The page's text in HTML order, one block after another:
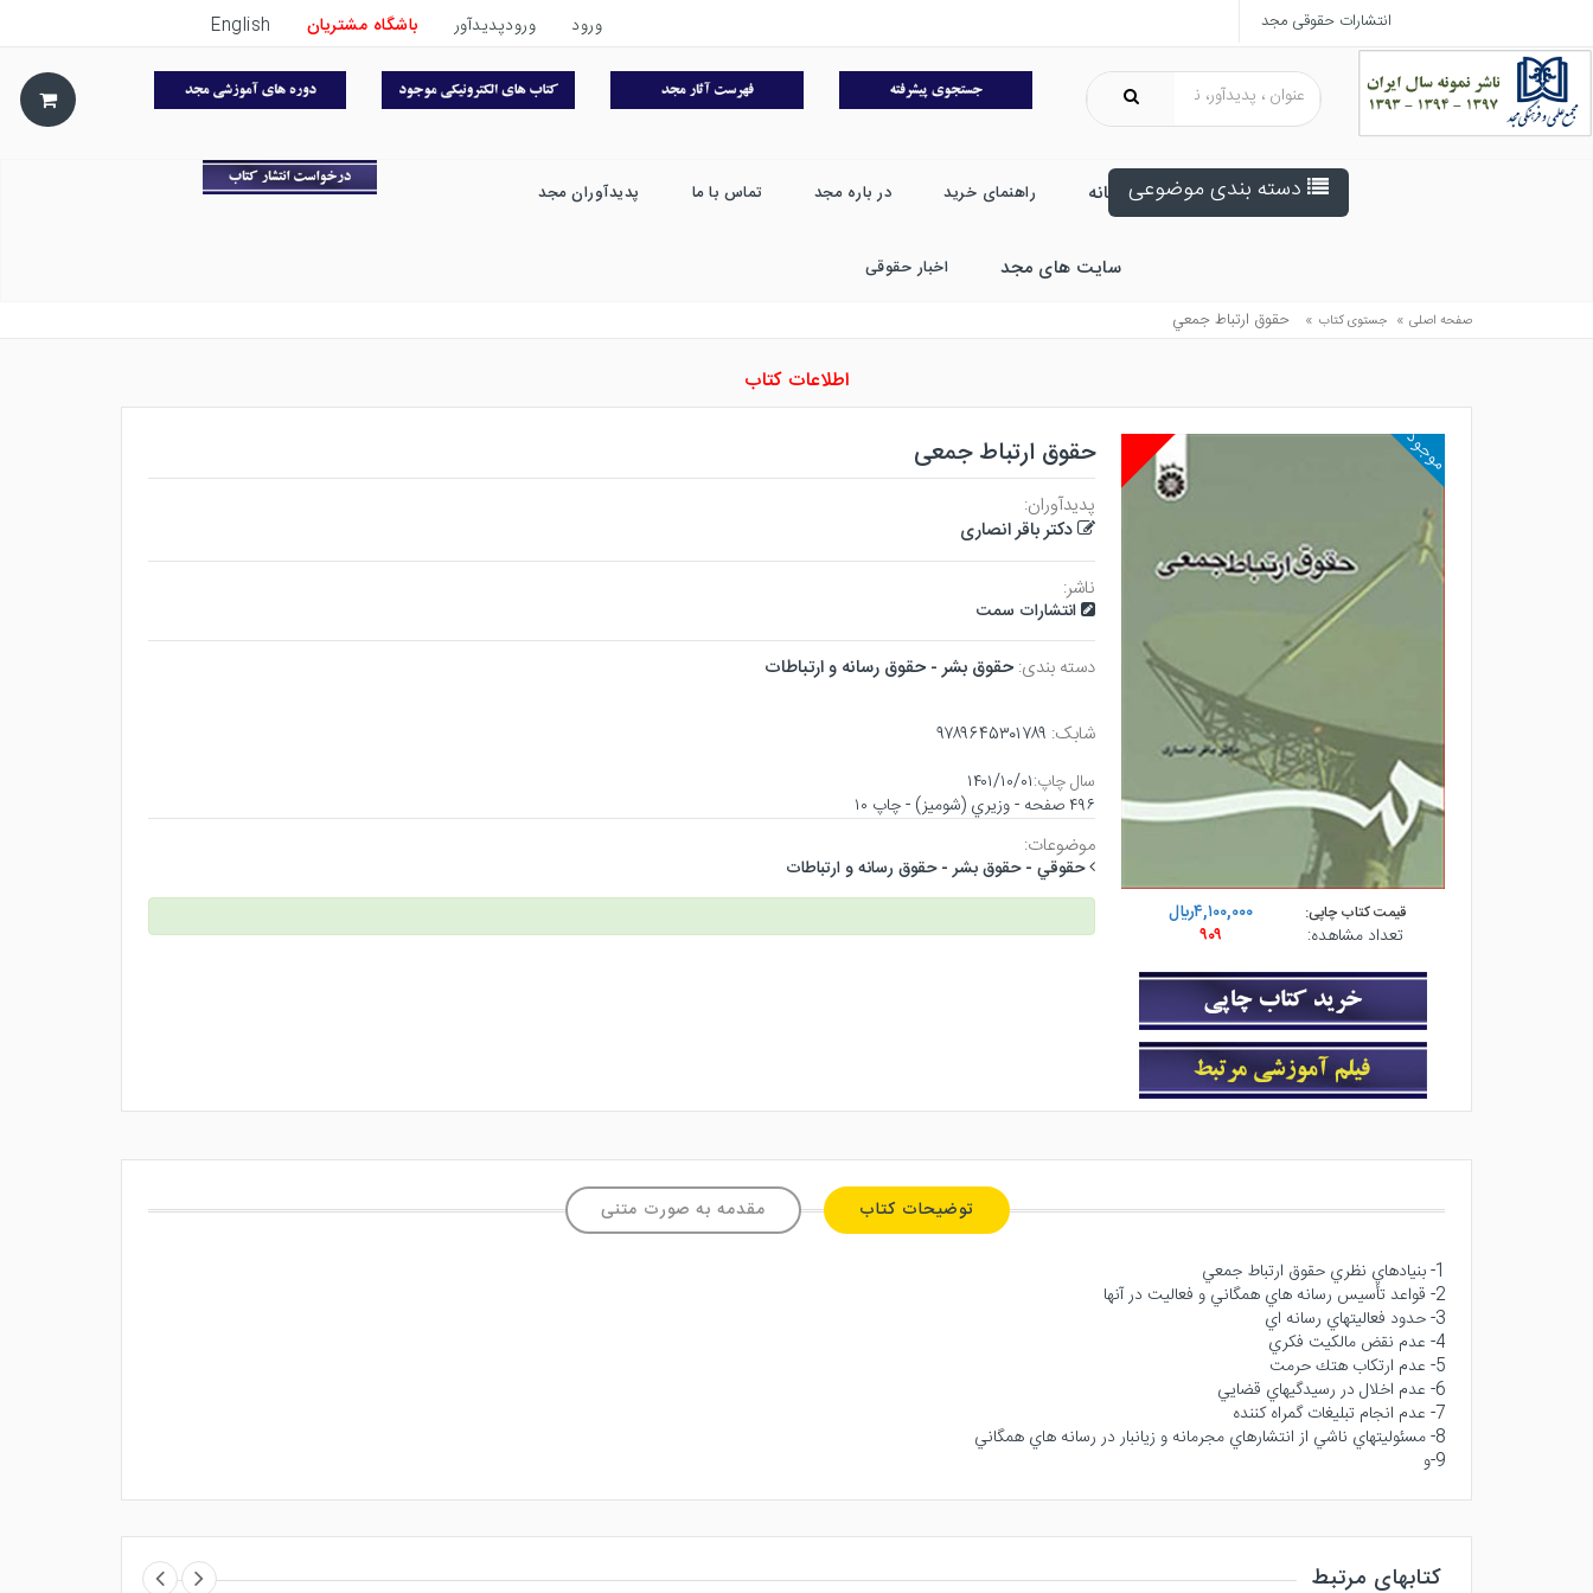
انتشارات حقوقی مجد ورود ورودپدیدآور باشگاه مشتریان English
دسته بندی موضوعی خانه راهنمای خرید در باره مجد تماس با ما پدیدآوران مجد
سایت های مجد اخبار حقوقی
صفحه اصلی » جستوی کتاب » حقوق ارتباط جمعي
اطلاعات کتاب
موجود
قیمت کتاب چاپی:
۴,۱۰۰,۰۰۰ريال
تعداد مشاهده:
۹۰۹
حقوق ارتباط جمعی
پدیدآوران:
دکتر باقر انصاری
ناشر:
انتشارات سمت
دسته بندی:حقوق بشر - حقوق رسانه و ارتباطات
شابک: ۹۷۸۹۶۴۵۳۰۱۷۸۹
سال چاپ:۱۴۰۱/۱۰/۰۱
۴۹۶ صفحه - وزيري (شوميز) - چاپ ۱۰
موضوعات:
حقوقي - حقوق بشر - حقوق رسانه و ارتباطات
توضیحات کتاب مقدمه به صورت متنی
1- بنيادهاي نظري حقوق ارتباط جمعي
2- قواعد تأسيس رسانه هاي همگاني و فعاليت در آنها
3- حدود فعاليتهاي رسانه اي
4- عدم نقض مالكيت فكري
5- عدم ارتكاب هتك حرمت
6- عدم اخلال در رسيدگيهاي قضايي
7- عدم انجام تبليغات گمراه كننده
8- مسئوليتهاي ناشي از انتشارهاي مجرمانه و زيانبار در رسانه هاي همگاني
9-و
کتابهای مرتبط